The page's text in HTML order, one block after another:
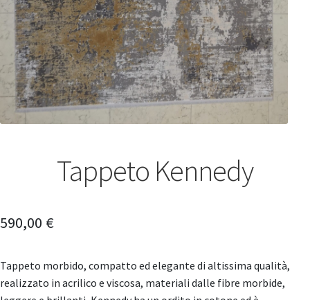
Tappeto Kennedy
590,00 €
Tappeto morbido, compatto ed elegante di altissima qualità,
realizzato in acrilico e viscosa, materiali dalle fibre morbide,